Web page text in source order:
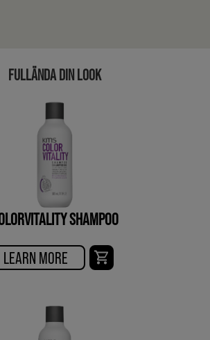
FULLÄNDA DIN LOOK
SHAMPOO
LEARN MORE